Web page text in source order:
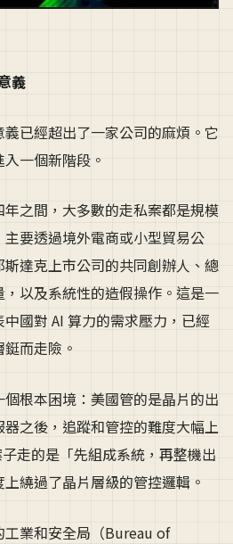
義
已經超出了一家公司的麻煩。它
一個新階段。
之間，大多數的走私案都是規模
要透過境外電商或小型貿易公
達克上市公司的共同創辦人、總
以及系統性的造假操作。這是一
國對 AI 算力的需求壓力，已經
而走險。
根本困境：美國管的是晶片的出
之後，追蹤和管控的難度大幅上
走的是「先組成系統，再整機出
繞過了晶片層級的管控邏輯。
工業和安全局（Bureau of